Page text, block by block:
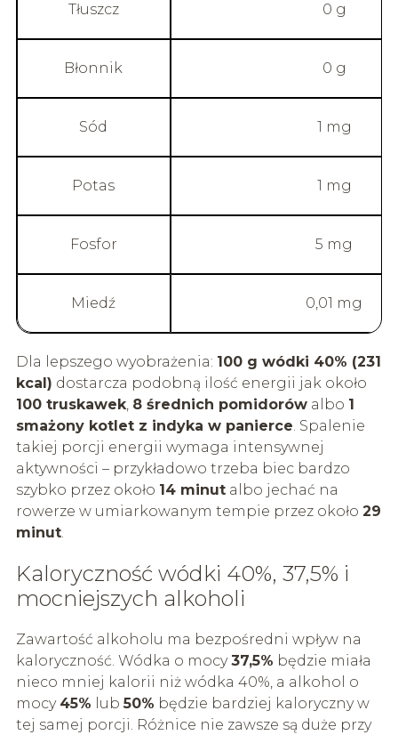
Tłuszcz 0 g
Błonnik 0 g
Sód 1 mg
Potas 1 mg
Fosfor 5 mg
Miedź 0,01 mg
Dla lepszego wyobrażenia: 100 g wódki 40% (231
kcal) dostarcza podobną ilość energii jak około
100 truskawek, 8 średnich pomidorówalbo 1
smażony kotlet z indyka w panierce. Spalenie
takiej porcji energii wymaga intensywnej
aktywności – przykładowo trzeba biec bardzo
szybko przez około 14 minutalbo jechać na
rowerze w umiarkowanym tempie przez około 29
minut.
Kaloryczność wódki 40%, 37,5% i
mocniejszych alkoholi
Zawartość alkoholu ma bezpośredni wpływ na
kaloryczność. Wódka o mocy37,5% będzie miała
nieco mniej kalorii niż wódka 40%, a alkohol o
mocy 45% lub50% będzie bardziej kaloryczny w
tej samej porcji. Różnice nie zawsze są duże przy